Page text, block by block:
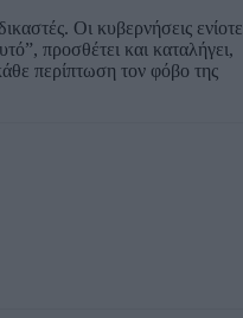
Οι κυβερνήσεις ενίοτε
προσθέτει και καταλήγει,
περίπτωση τον φόβο της